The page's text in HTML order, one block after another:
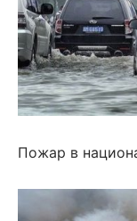
Пожар в